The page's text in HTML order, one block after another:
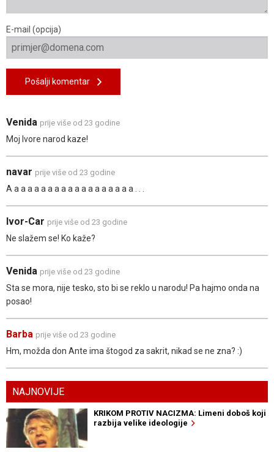
E-mail (opcija)
Pošalji komentar
Venida prije više od 23 godine
Moj Ivore narod kaze!
navar prije više od 23 godine
A a a a a a a a a a a a a a a a a a a . . .
Ivor-Car prije više od 23 godine
Ne slažem se! Ko kaže?
Venida prije više od 23 godine
Sta se mora, nije tesko, sto bi se reklo u narodu! Pa hajmo onda na
posao!
Barba prije više od 23 godine
Hm, možda don Ante ima štogod za sakrit, nikad se ne zna? :)
NAJNOVIJE
KRIKOM PROTIV NACIZMA: Limeni doboš koji
razbija velike ideologije